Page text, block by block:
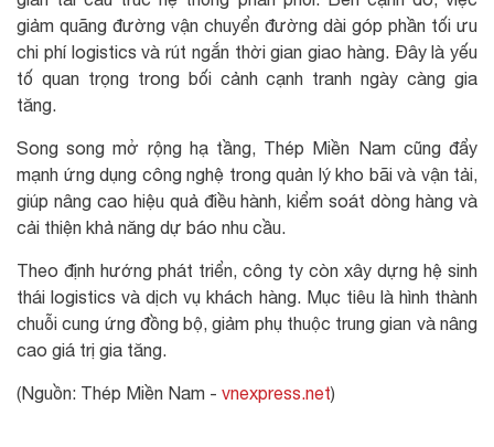
giảm quãng đường vận chuyển đường dài góp phần tối ưu
chi phí logistics và rút ngắn thời gian giao hàng. Đây là yếu
tố quan trọng trong bối cảnh cạnh tranh ngày càng gia
tăng.
Song song mở rộng hạ tầng, Thép Miền Nam cũng đẩy
mạnh ứng dụng công nghệ trong quản lý kho bãi và vận tải,
giúp nâng cao hiệu quả điều hành, kiểm soát dòng hàng và
cải thiện khả năng dự báo nhu cầu.
Theo định hướng phát triển, công ty còn xây dựng hệ sinh
thái logistics và dịch vụ khách hàng. Mục tiêu là hình thành
chuỗi cung ứng đồng bộ, giảm phụ thuộc trung gian và nâng
cao giá trị gia tăng.
(Nguồn: Thép Miền Nam - vnexpress.net)